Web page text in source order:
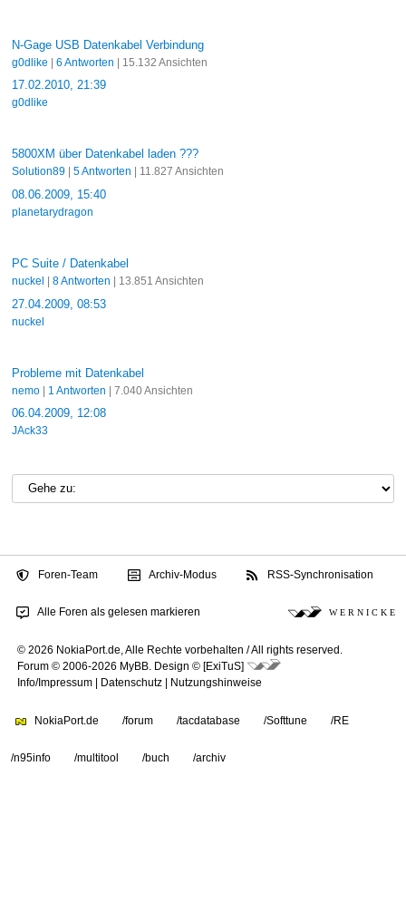
N-Gage USB Datenkabel Verbindung
g0dlike 6 Antworten | 15.132 Ansichten
17.02.2010, 21:39
g0dlike
5800XM über Datenkabel laden ???
Solution89| 5 Antworten | 11.827 Ansichten
08.06.2009, 15:40
planetarydragon
PC Suite / Datenkabel
nuckel 8 Antworten | 13.851 Ansichten
27.04.2009, 08:53
nuckel
Probleme mit Datenkabel
nemo| 1 Antworten | 7.040 Ansichten
06.04.2009, 12:08
JAck33
Foren-Team Archiv-Modus RSS-Synchronisation
Alle Foren als gelesen markieren W E R N I C K E
© 2026 NokiaPort.de, Alle Rechte vorbehalten /All rights reserved.
Forum © 2006-2026 MyBB
Design © [ExiTuS]
Info/Impressum
Datenschutz Nutzungshinweise
NokiaPort.de /forum /tacdatabase /Softtune /RE
/n95info /multitool /buch /archiv